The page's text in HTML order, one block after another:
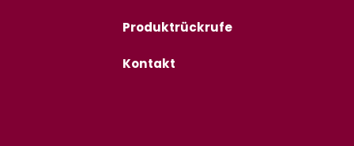
Produktrückrufe
Kontakt